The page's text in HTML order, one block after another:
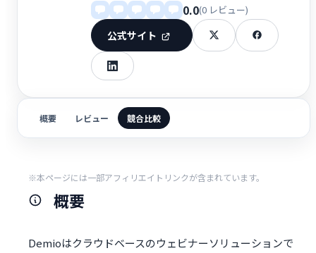
0.0(0 レビュー)
公式サイト
概要 レビュー 競合比較
※本ページには一部アフィリエイトリンクが含まれています。
概要
Demioはクラウドベースのウェビナーソリューションで